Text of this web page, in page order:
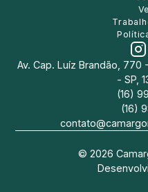
Av. Cap. Luíz Brandão, 770
- SP,
(16)
(16)
© 2026